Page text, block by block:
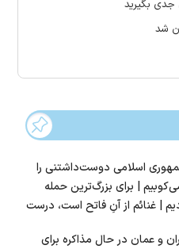
جدی بگیرید
شد
اسلامی دوست‌داشتنی را
| برای بزرگ‌ترین حمله
| غنائم از آنِ فاتح است، درست
و عمان در حال مذاکره برای